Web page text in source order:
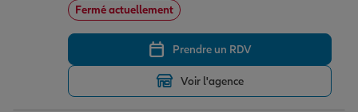
Retraite
Tous nos devis d'assurance
Fermé actuellement
Prendre un RDV
Voir l'agence